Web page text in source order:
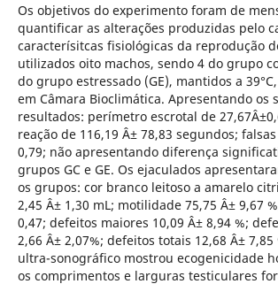
Os objetivos do experimento foram de
quantificar as alterações produzidas pelo
caracterísitcas fisiológicas da reprodução
utilizados oito machos, sendo 4 do grupo
do grupo estressado (GE), mantidos a
em Câmara Bioclimática. Apresentando os
resultados: perímetro escrotal de
reação de 116,19 Â± 78,83 segundos;
0,79; não apresentando diferença
grupos GC e GE. Os ejaculados
os grupos: cor branco leitoso a amarelo
2,45 Â± 1,30 mL; motilidade 75,75 Â± 9,67
0,47; defeitos maiores 10,09 Â± 8,94 %;
2,66 Â± 2,07%; defeitos totais 12,68 Â± 7,85
ultra-sonográfico mostrou ecogenicidade
os comprimentos e larguras testiculares